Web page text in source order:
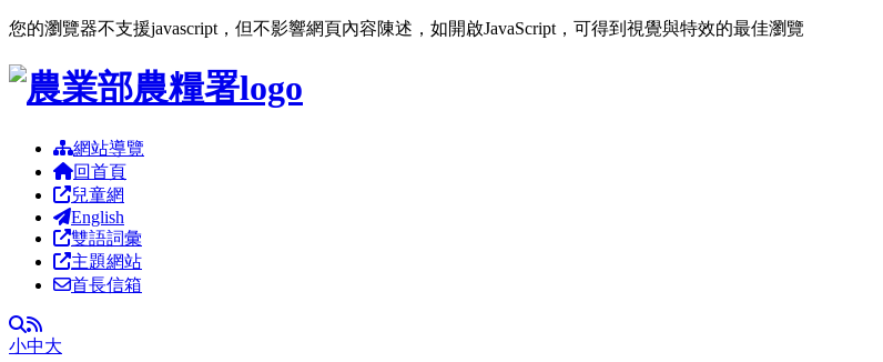
您的瀏覽器不支援javascript，但不影響網頁內容陳述，如開啟JavaScript，可得到視覺與特效的最佳瀏覽
跳到主要內容區塊
網站導覽
回首頁
兒童網
English
雙語詞彙
主題網站
首長信箱
全文檢索
RSS
小中大